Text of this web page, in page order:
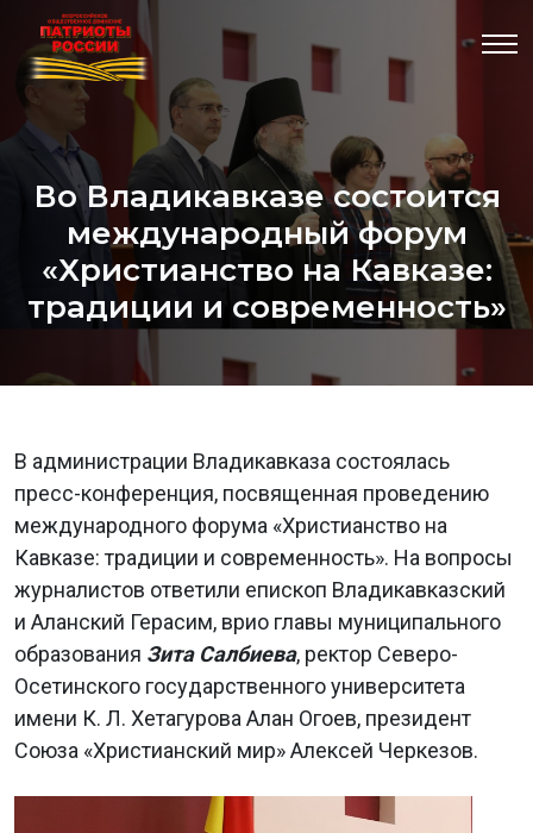
Во Владикавказе состоится
международный форум
«Христианство на Кавказе:
традиции и современность»
В администрации Владикавказа состоялась
пресс-конференция, посвященная проведению
международного форума «Христианство на
Кавказе: традиции и современность». На вопросы
журналистов ответили епископ Владикавказский
и Аланский Герасим, врио главы муниципального
образования Зита Салбиева, ректор Северо-
Осетинского государственного университета
имени К. Л. Хетагурова Алан Огоев, президент
Союза «Христианский мир» Алексей Черкезов.